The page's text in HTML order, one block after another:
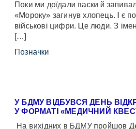
Поки ми доїдали паски й
«Мороку» загинув хлопець. І є
військові цифри. Це люди. З
[…]
Позначки
У БДМУ ВІДБУВСЯ ДЕНЬ
У ФОРМАТІ «МЕДИЧНИЙ
На вихідних в БДМУ пройшов